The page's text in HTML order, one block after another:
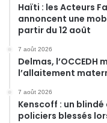
Haïti : les Acteurs
annoncent une
partir du 12 août
7 août 2026
Delmas,
l’allaitement
7 août 2026
Kenscoff : un blindé
policiers blessés